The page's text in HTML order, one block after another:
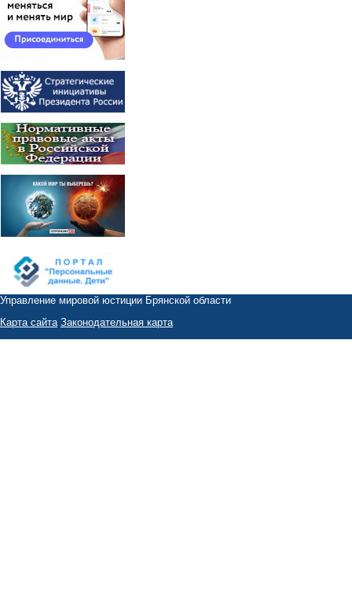
Управление мировой юстиции Брянской области
Карта сайта Законодательная карта